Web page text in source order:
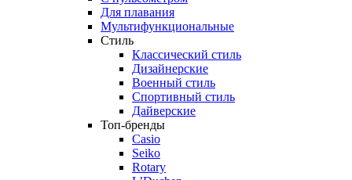
Для плавания
Мультифункциональные
Стиль
Классический стиль
Дизайнерские
Военный стиль
Спортивный стиль
Дайверские
Топ-бренды
Casio
Seiko
Rotary